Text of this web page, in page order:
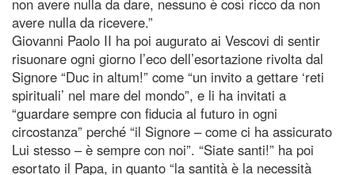
avere nulla da ricevere.”
Giovanni Paolo II ha poi augurato ai Vescovi di sentir
risuonare ogni giorno l’eco dell’esortazione rivolta dal
Signore “Duc in altum!” come “un invito a gettare ‘reti
spirituali’ nel mare del mondo”, e li ha invitati a
“guardare sempre con fiducia al futuro in ogni
circostanza” perché “il Signore – come ci ha assicurato
Lui stesso – è sempre con noi”. “Siate santi!” ha poi
esortato il Papa, in quanto “la santità è la necessità